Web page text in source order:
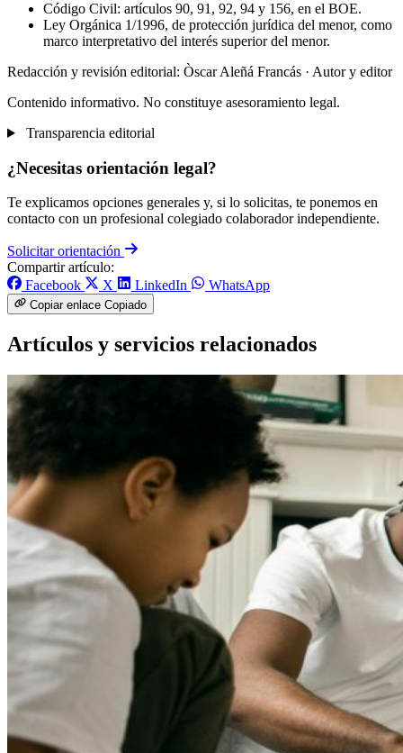
Código Civil: artículos 90, 91, 92, 94 y 156, en el BOE.
Ley Orgánica 1/1996, de protección jurídica del menor, como
marco interpretativo del interés superior del menor.
Redacción y revisión editorial: Òscar Aleñá Francás · Autor y editor
Contenido informativo. No constituye asesoramiento legal.
Transparencia editorial
¿Necesitas orientación legal?
Te explicamos opciones generales y, si lo solicitas, te ponemos en
contacto con un profesional colegiado colaborador independiente.
Solicitar orientación
Compartir artículo:
Facebook
X LinkedIn WhatsApp
Copiar enlace Copiado
Artículos y servicios relacionados